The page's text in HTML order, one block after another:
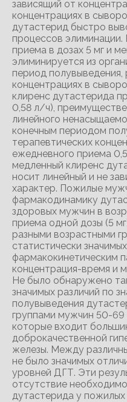
зависящий от
концентрациях в
дутастерид быстро
процессов
приема в дозах 5 мг и
элиминируется из
период
концентрациях в
клиренс дутастерида
0,58 л/ч),
линейного
конечным периодом
терапевтических
ежедневного приема
медленный клиренс
носит линейный и не
характер. Пожилые
фармакодинамику
здоровых мужчин в
приема одной дозы (5
разными возрастными
статистически
фармакокинетическим
концентрация-время и
Не было обнаружено
значимых различий по
полувыведения
группами мужчин 50-69
которые входит
доброкачественной
железы. Между
не было значимых
уровней ДГТ. Эти
отсутствие
дутастерида у пожилых